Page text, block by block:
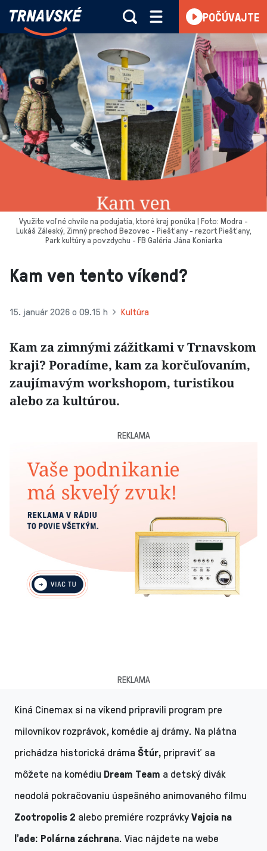
Skočiť na obsah
Trnavské
Vieme,
čo
sa
deje
v
kraji
POČÚVAJTE
Kam ven tento víkend?
15. január 2026 o 09.15 h Kultúra
Kam za zimnými zážitkami v Trnavskom
kraji? Poradíme, kam za korčuľovaním,
zaujímavým workshopom, turistikou
alebo za kultúrou.
Využite voľné chvíle na podujatia, ktoré kraj ponúka | Foto: Modra -
Lukáš Záleský, Zimný prechod Bezovec - Piešťany - rezort Piešťany,
Park kultúry a povzdychu - FB Galéria Jána Koniarka
REKLAMA
REKLAMA
Kiná Cinemax si na víkend pripravili program pre
milovníkov rozprávok, komédie aj drámy. Na plátna
prichádza historická dráma Štúr, pripraviť sa
môžete na komédiu Dream Team a detský divák
neodolá pokračovaniu úspešného animovaného filmu
Zootropolis 2 alebo premiére rozprávkyVajcia na
ľade: Polárna záchrana. Viac nájdete na webe